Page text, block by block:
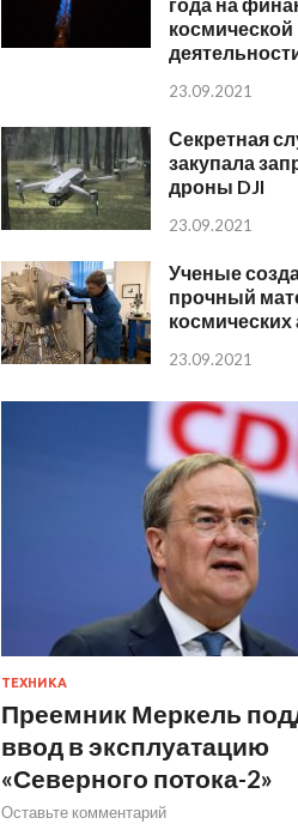
космической
23.09.2021
Секретная
закупала
дроны DJI
23.09.2021
Ученые
прочный
космических
23.09.2021
ТЕХНИКА
Преемник Меркель
ввод в эксплуатацию
«Северного потока-2»
Оставьте комментарий